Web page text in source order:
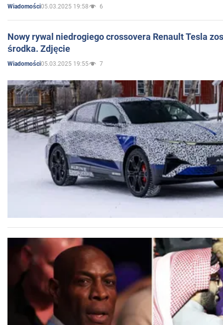
Wiadomości05.03.2025 19:58 6
Nowy rywal niedrogiego crossovera Renault Tesla
środka. Zdjęcie
Wiadomości05.03.2025 19:55 7